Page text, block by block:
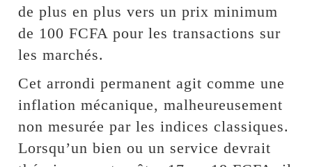
de plus en plus vers un prix minimum
de 100 FCFA pour les transactions sur
les marchés.
Cet arrondi permanent agit comme une
inflation mécanique, malheureusement
non mesurée par les indices classiques.
Lorsqu’un bien ou un service devrait